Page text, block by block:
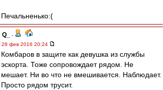
Печальненько:(
Q_
-
28 фев 2016 20:24
Комбаров в защите как девушка из службы
эскорта. Тоже сопровождает рядом. Не
мешает. Ни во что не вмешивается. Наблюдает.
Просто рядом трусит.